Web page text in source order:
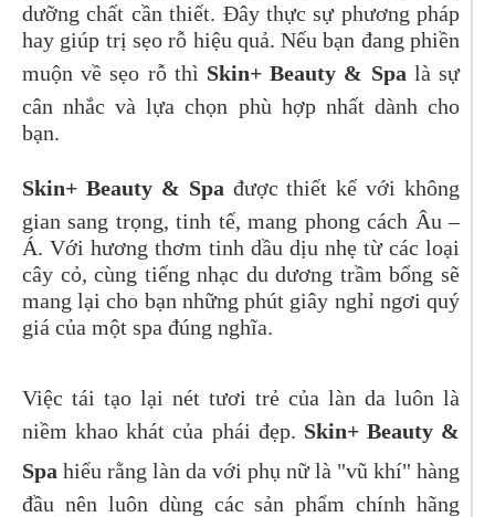
dưỡng chất cần thiết. Đây thực sự phương pháp
hay giúp trị sẹo rỗ hiệu quả. Nếu bạn đang phiền
muộn về sẹo rỗ thì Skin+ Beauty & Spa là sự
cân nhắc và lựa chọn phù hợp nhất dành cho
bạn.
Skin+ Beauty & Spa được thiết kế với không
gian sang trọng, tinh tế, mang phong cách Âu –
Á. Với hương thơm tinh dầu dịu nhẹ từ các loại
cây cỏ, cùng tiếng nhạc du dương trầm bổng sẽ
mang lại cho bạn những phút giây nghỉ ngơi quý
giá của một spa đúng nghĩa.
Việc tái tạo lại nét tươi trẻ của làn da luôn là
niềm khao khát của phái đẹp. Skin+ Beauty &
Spa hiểu rằng làn da với phụ nữ là "vũ khí" hàng
đầu nên luôn dùng các sản phẩm chính hãng